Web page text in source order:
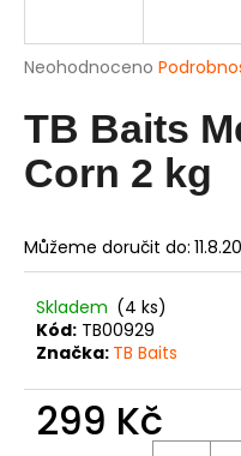
Průměrné
produktu
0,0
z
Neohodnoceno
TB Baits
Corn 2 kg
Můžeme doručit do:
Skladem (4 ks)
Kód: TB00929
Značka: TB Baits
299 Kč
j
t
?
D